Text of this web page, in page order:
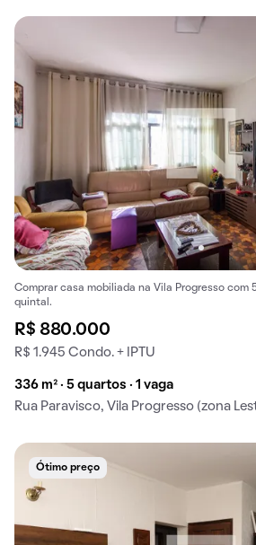
Comprar casa mobiliada na Vila Progresso com
quintal.
R$ 880.000
R$ 1.945 Condo. + IPTU
336 m² · 5 quartos · 1 vaga
Rua Paravisco, Vila Progresso (zona
Ótimo preço